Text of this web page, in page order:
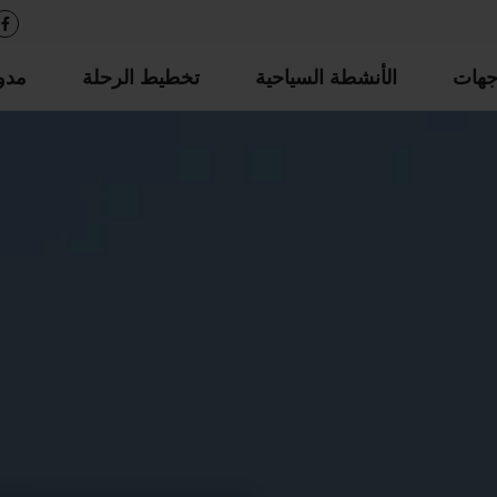
الأنشطة السياحية تخطيط الرحلة